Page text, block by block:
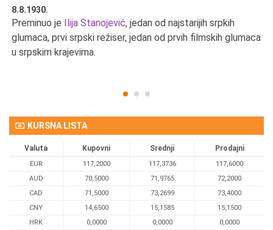
8.8.1930.
Preminuo je Ilija Stanojević, jedan od najstarijih srpkih
glumaca, prvi srpski režiser, jedan od prvih filmskih glumaca
u srpskim krajevima.
KURSNA LISTA
Valuta Kupovni Srednji Prodajni
EUR 117,2000 117,3736
117,6000
AUD
70,5000 71,9765
72,2000
CAD
71,5000 73,2699
73,4000
CNY
14,6500 15,1585
15,1500
HRK
0,0000 0,0000
0,0000